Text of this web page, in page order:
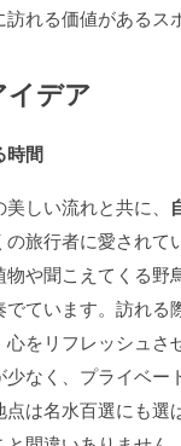
れる価値があるス
デア
時間
しい流れと共に、
の旅行者に愛されて
や聞こえてくる野
ています。訪れる
をリフレッシュさ
少なく、プライベー
は名水百選にも選